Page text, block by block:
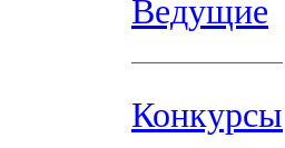
Ведущие
Конкурсы